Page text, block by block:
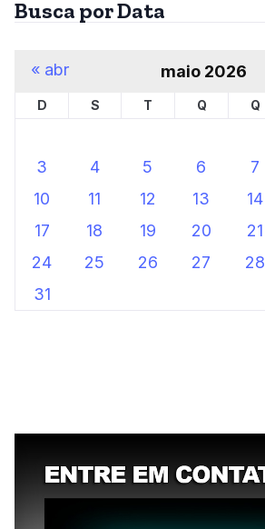
Busca por Data
maio 2026
D S T Q Q
3
4 5 6 7
10
11 12 13 14
17
18 19 20 21
24
25 26 27 28
31
« abr